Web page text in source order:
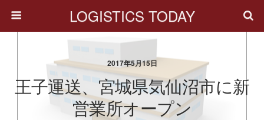
LOGISTICS TODAY
2017年5月15日
王子運送、宮城県気仙沼市に新
営業所オープン